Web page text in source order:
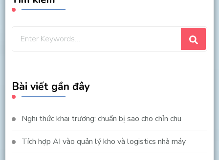
Bài viết gần đây
Nghi thức khai trương: chuẩn bị sao cho chỉn chu
Tích hợp AI vào quản lý kho và logistics nhà máy